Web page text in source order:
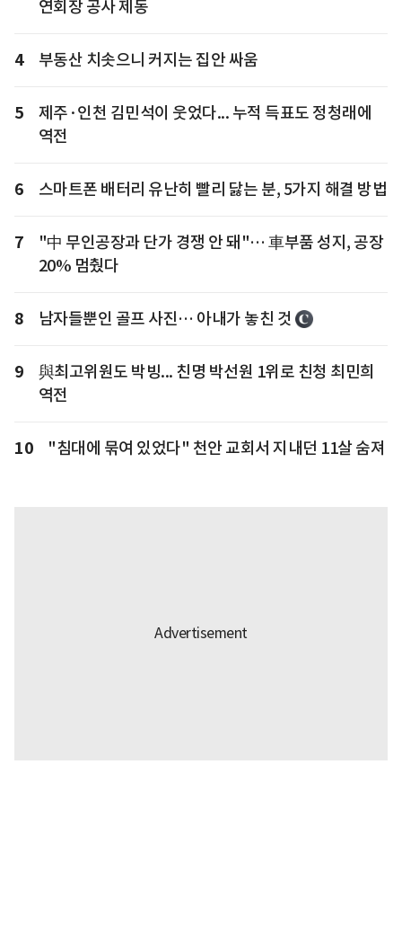
연회장 공사 제동
4 부동산 치솟으니 커지는 집안 싸움
5
제주·인천 김민석이 웃었다... 누적 득표도 정청래에
역전
6 스마트폰 배터리 유난히 빨리 닳는 분, 5가지 해결 방법
7
"中 무인공장과 단가 경쟁 안 돼"… 車부품 성지, 공장
20% 멈췄다
8 남자들뿐인 골프 사진… 아내가 놓친 것
9
與최고위원도 박빙... 친명 박선원 1위로 친청 최민희
역전
10 "침대에 묶여 있었다" 천안 교회서 지내던 11살 숨져